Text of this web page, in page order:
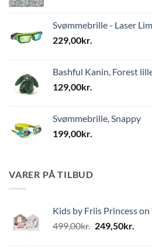
Svømmebrille - Laser
229,00kr.
Bashful Kanin, Forest
129,00kr.
Svømmebrille, Snappy
199,00kr.
VARER PÅ TILBUD
Kids by Friis Princess on
499,00kr. Den
249,50kr.